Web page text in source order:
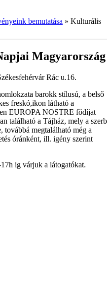
bemutatása » Kulturális
Magyarország
Rác u.16.
barokk stílusú, a belső
freskó,ikon látható a
EUROPA NOSTRE fődíjat
található a Tájház, mely a szerb
továbbá megtalálható még a
óránként, ill. igény szerint
ig várjuk a látogatókat.